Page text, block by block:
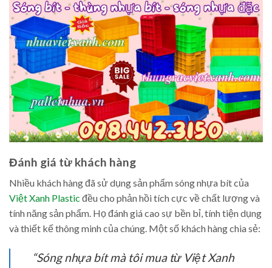
Đánh giá từ khách hàng
Nhiều khách hàng đã sử dụng sản phẩm sóng nhựa bít của
Việt Xanh Plastic đều cho phản hồi tích cực về chất lượng và
tính năng sản phẩm. Họ đánh giá cao sự bền bỉ, tính tiện dụng
và thiết kế thông minh của chúng. Một số khách hàng chia sẻ:
“Sóng nhựa bít mà tôi mua từ Việt Xanh